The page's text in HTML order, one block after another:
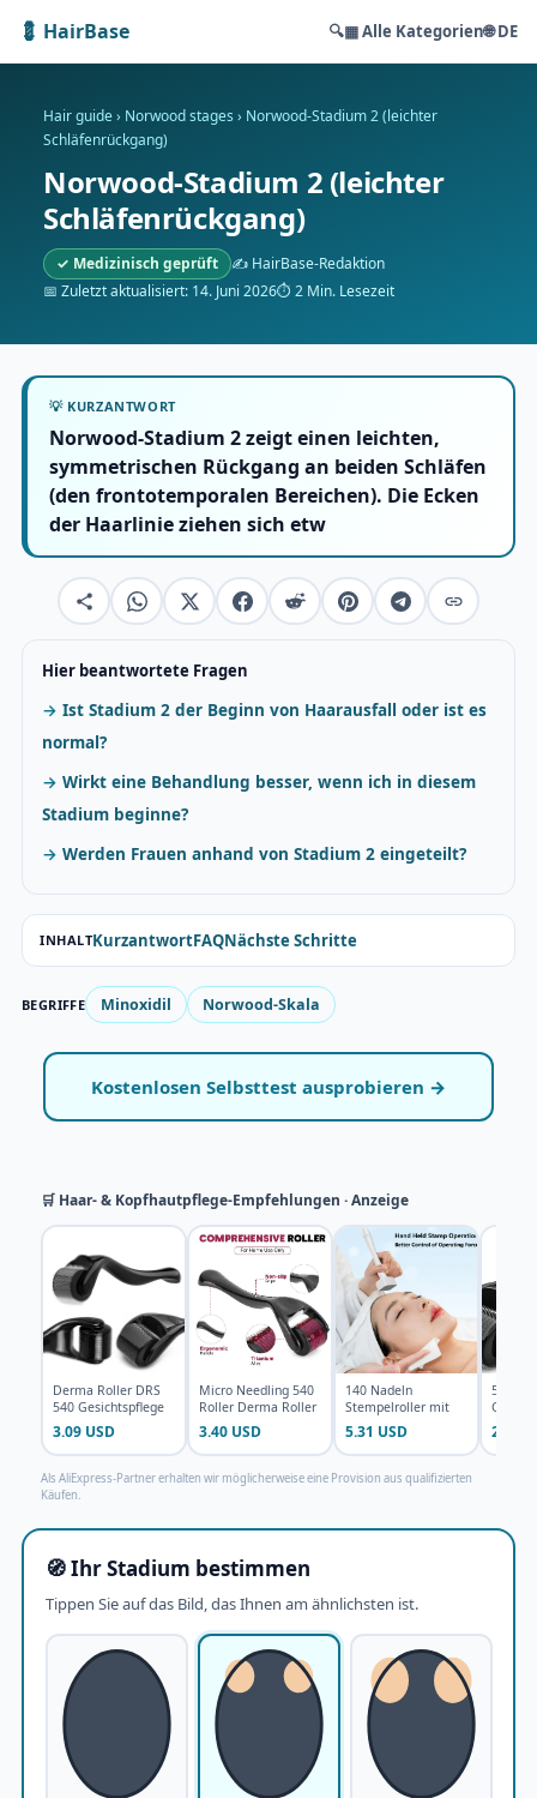
💈 HairBase 🔍▦ Alle Kategorien🌐 DE
Hair guide› Norwood stages › Norwood-Stadium 2 (leichter
Schläfenrückgang)
Norwood-Stadium 2 (leichter
Schläfenrückgang)
✓ Medizinisch geprüft
✍️ HairBase-Redaktion
📅 Zuletzt aktualisiert: 14. Juni 2026⏱ 2 Min. Lesezeit
💡 KURZANTWORT
Norwood-Stadium 2 zeigt einen leichten,
symmetrischen Rückgang an beiden Schläfen
(den frontotemporalen Bereichen). Die Ecken
der Haarlinie ziehen sich etw
Hier beantwortete Fragen
Ist Stadium 2 der Beginn von Haarausfall oder ist es
normal?
Wirkt eine Behandlung besser, wenn ich in diesem
Stadium beginne?
Werden Frauen anhand von Stadium 2 eingeteilt?
INHALTKurzantwortFAQNächste Schritte
BEGRIFFE Minoxidil Norwood-Skala
Kostenlosen Selbsttest ausprobieren →
🛒 Haar- & Kopfhautpflege-Empfehlungen · Anzeige
Derma Roller DRS
540 Gesichtspflege
Dermaroller Titan-
Mikron
3.09 USD
Micro Needling 540
Roller Derma Roller
Professionelle Titan
3.40 USD
140 Nadeln
Stempelroller mit
Einstellbarer
Nadellänge für Ge
5.31 USD
540
2.07
Als AliExpress-Partner erhalten wir möglicherweise eine Provision aus qualifizierten
Käufen.
🧭 Ihr Stadium bestimmen
Tippen Sie auf das Bild, das Ihnen am ähnlichsten ist.